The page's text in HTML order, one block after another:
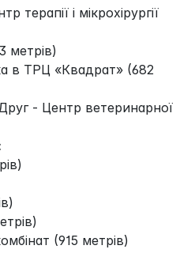
терапії і мікрохірургії
метрів)
в ТРЦ «Квадрат» (682
- Центр ветеринарної
(915 метрів)